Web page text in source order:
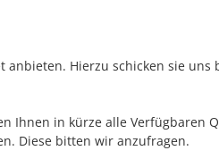
Hierzu schicken sie
in kürze alle Verfügbaren
Diese bitten wir anzufragen.